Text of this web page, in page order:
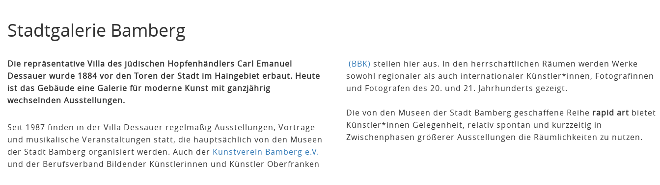
Stadtgalerie Bamberg
Die repräsentative Villa des jüdischen Hopfenhändlers Carl Emanuel
Dessauer wurde 1884 vor den Toren der Stadt im Haingebiet erbaut. Heute
ist das Gebäude eine Galerie für moderne Kunst mit ganzjährig
wechselnden Ausstellungen.
Seit 1987 finden in der Villa Dessauer regelmäßig Ausstellungen, Vorträge
und musikalische Veranstaltungen statt, die hauptsächlich von den Museen
der Stadt Bamberg organisiert werden. Auch der Kunstverein Bamberg e.V.
und der Berufsverband Bildender Künstlerinnen und Künstler Oberfranken
(BBK) stellen hier aus. In den herrschaftlichen Räumen werden Werke
sowohl regionaler als auch internationaler Künstler*innen, Fotografinnen
und Fotografen des 20. und 21. Jahrhunderts gezeigt.
Die von den Museen der Stadt Bamberg geschaffene Reihe rapid art bietet
Künstler*innen Gelegenheit, relativ spontan und kurzzeitig in
Zwischenphasen größerer Ausstellungen die Räumlichkeiten zu nutzen.